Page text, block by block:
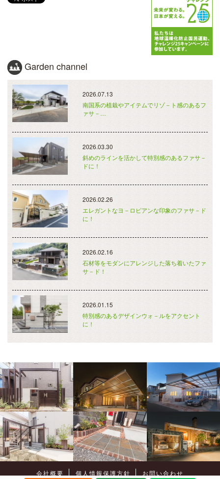
Garden channel
2026.07.13
南国系の植栽やアイテムでリゾ－ト感のあるフ
ァサ－…
2026.03.30
斜めのラインを活かして特別感のあるファサ－
ドに！
2026.02.26
エレガントなヨ－ロピアンな印象のファサ－ド
に！
2026.02.16
石材等をモダンにアレンジした落ち着いたファ
サ－ド！
2026.01.15
特別感のあるデザインウォ－ルをアクセント
に！
会社概要 個人情報保護方針 お問い合わせ